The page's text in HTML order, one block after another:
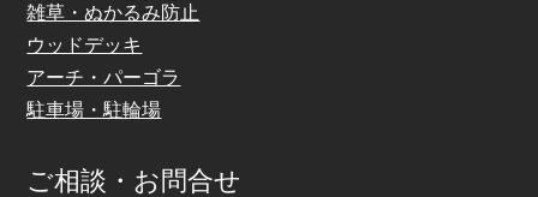
雑草・ぬかるみ防止
ウッドデッキ
アーチ・パーゴラ
駐車場・駐輪場
ご相談・お問合せ